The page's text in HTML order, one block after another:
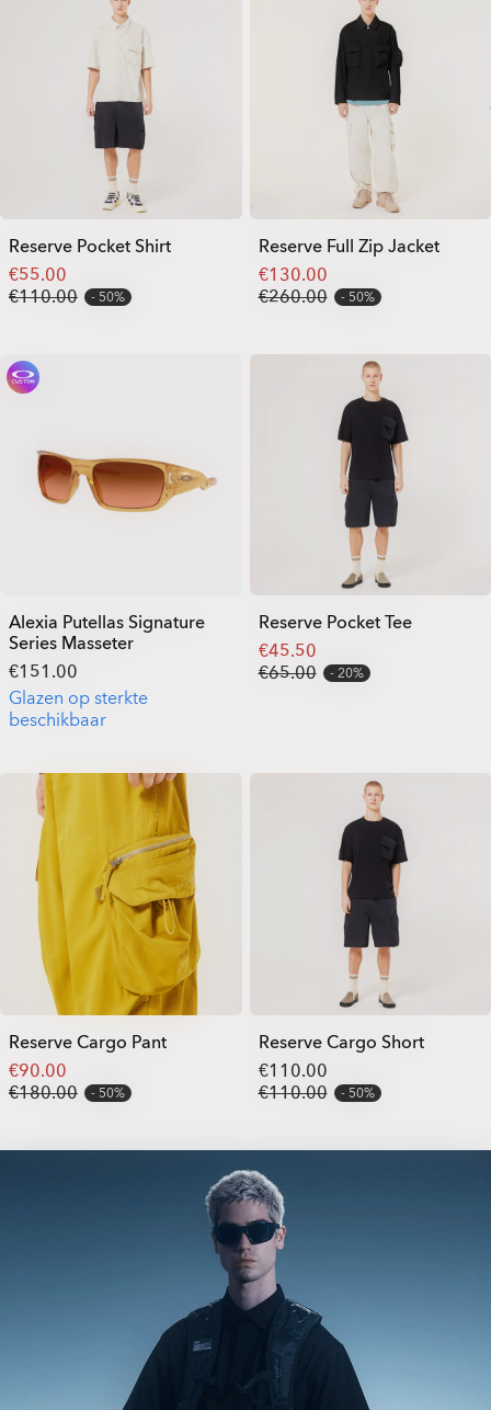
Reserve Pocket Shirt
€55.00
€110.00
50%
Reserve Full Zip Jacket
€130.00
€260.00
50%
Alexia Putellas Signature
Series Masseter
€151.00
Glazen op sterkte
beschikbaar
Reserve Pocket Tee
€45.50
€65.00
20%
Reserve Cargo Pant
€90.00
€180.00
50%
Reserve Cargo Short
€110.00
€110.00
50%